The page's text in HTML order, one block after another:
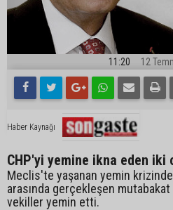
11:20 12
Haber Kaynağı
CHP'yi yemine ikna eden iki
Meclis'te yaşanan yemin
arasında gerçekleşen mutabakat
vekiller yemin etti.